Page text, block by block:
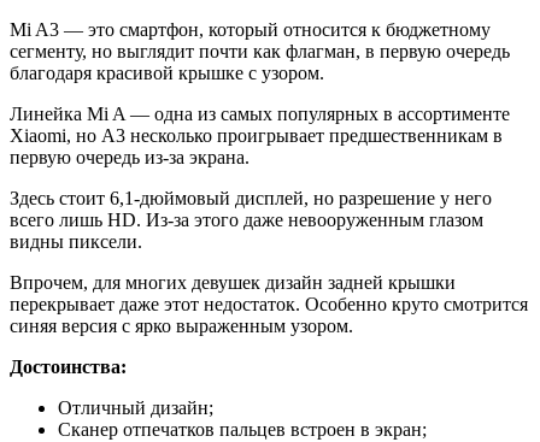
Mi A3 — это смартфон, который относится к бюджетному
сегменту, но выглядит почти как флагман, в первую очередь
благодаря красивой крышке с узором.
Линейка Mi A — одна из самых популярных в ассортименте
Xiaomi, но A3 несколько проигрывает предшественникам в
первую очередь из-за экрана.
Здесь стоит 6,1-дюймовый дисплей, но разрешение у него
всего лишь HD. Из-за этого даже невооруженным глазом
видны пиксели.
Впрочем, для многих девушек дизайн задней крышки
перекрывает даже этот недостаток. Особенно круто смотрится
синяя версия с ярко выраженным узором.
Достоинства:
Отличный дизайн;
Сканер отпечатков пальцев встроен в экран;